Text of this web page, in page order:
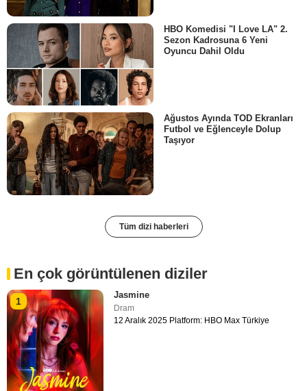
HBO Komedisi "I Love LA" 2.
Sezon Kadrosuna 6 Yeni
Oyuncu Dahil Oldu
Ağustos Ayında TOD Ekranları
Futbol ve Eğlenceyle Dolup
Taşıyor
Tüm dizi haberleri
En çok görüntülenen diziler
1
Jasmine
Dram
12 Aralık 2025 Platform: HBO Max Türkiye